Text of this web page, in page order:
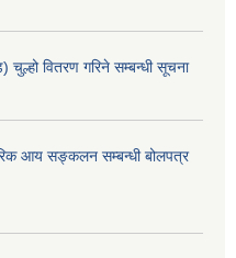
वितरण गरिने सम्बन्धी सूचना
आय सङ्कलन सम्बन्धी बोलपत्र